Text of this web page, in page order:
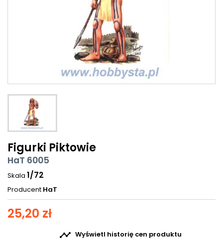
Figurki Piktowie
HaT 6005
Skala 1/72
Producent HaT
25,20 zł
 Wyświetl historię cen produktu